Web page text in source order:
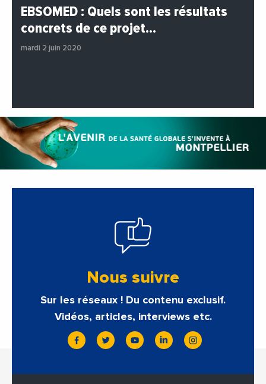
#BuzzNews
#Decideurs
#Entreprises
#Institutions
EBSOMED : Quels sont les résultats
concrets de ce projet…
mardi 2 juin 2020
Nous suivre
Sur les réseaux ! Du contenu exclusif.
Vidéos, articles, interviews etc.